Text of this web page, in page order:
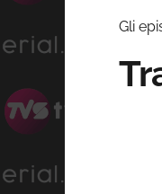
Gli